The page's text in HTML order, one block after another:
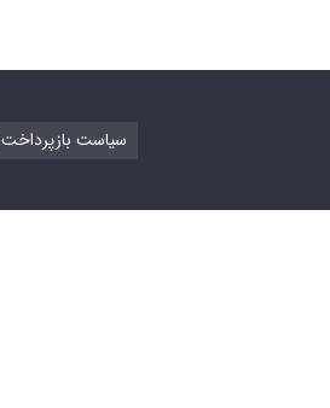
Refund Policy سیاست بازپرداخت